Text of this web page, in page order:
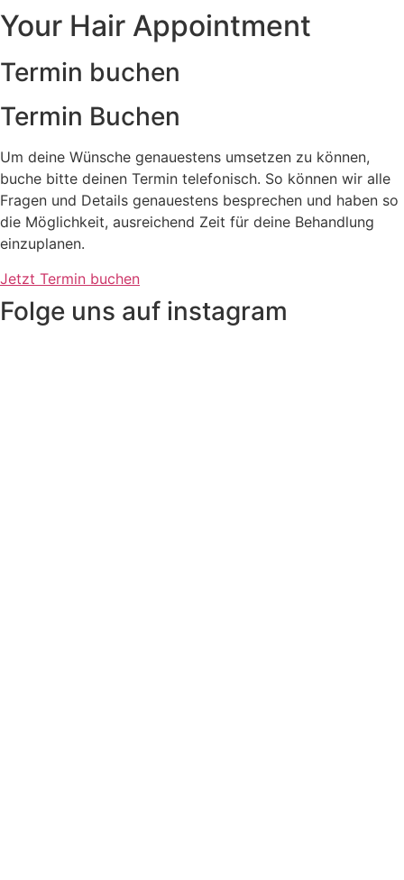
Your Hair Appointment
Termin buchen
Termin Buchen
Um deine Wünsche genauestens umsetzen zu können,
buche bitte deinen Termin telefonisch. So können wir alle
Fragen und Details genauestens besprechen und haben so
die Möglichkeit, ausreichend Zeit für deine Behandlung
einzuplanen.
Jetzt Termin buchen
Folge uns auf instagram